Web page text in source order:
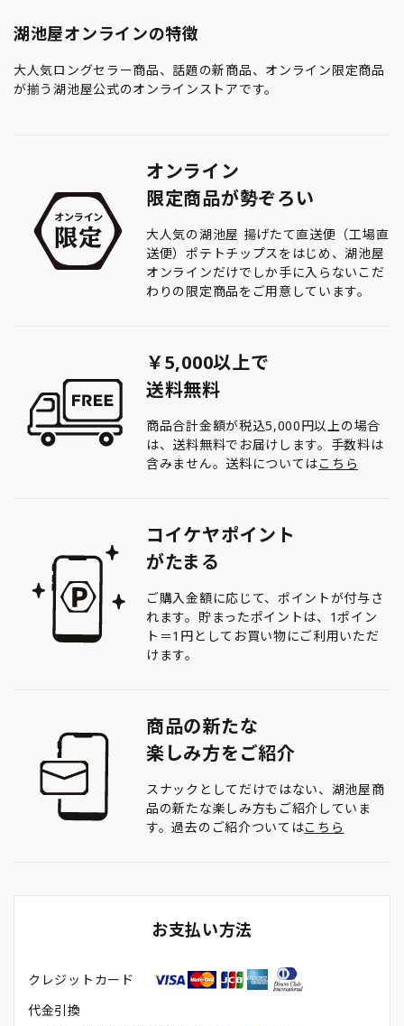
湖池屋オンラインの特徴
大人気ロングセラー商品、話題の新商品、オンライン限定商品
が揃う湖池屋公式のオンラインストアです。
オンライン
限定商品が勢ぞろい
大人気の湖池屋 揚げたて直送便（工場直
送便）ポテトチップスをはじめ、湖池屋
オンラインだけでしか手に入らないこだ
わりの限定商品をご用意しています。
￥5,000以上で
送料無料
商品合計金額が税込5,000円以上の場合
は、送料無料でお届けします。手数料は
含みません。送料についてはこちら
コイケヤポイント
がたまる
ご購入金額に応じて、ポイントが付与さ
れます。貯まったポイントは、1ポイン
ト＝1円としてお買い物にご利用いただ
けます。
商品の新たな
楽しみ方をご紹介
スナックとしてだけではない、湖池屋商
品の新たな楽しみ方もご紹介していま
す。過去のご紹介ついてはこちら
お支払い方法
クレジットカード
代金引換